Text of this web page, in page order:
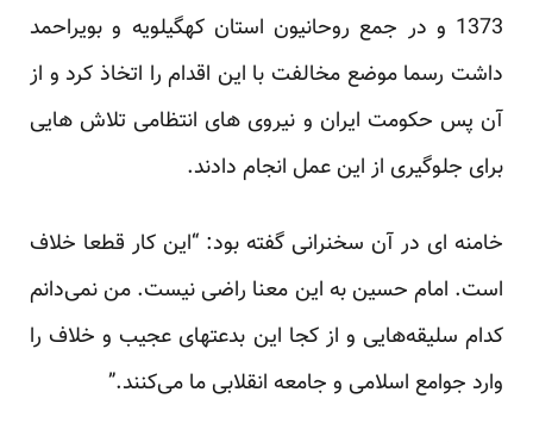
1373 و در جمع روحانیون استان کهگیلویه و بویراحمد
داشت رسما موضع مخالفت با این اقدام را اتخاذ کرد و از
آن پس حکومت ایران و نیروی های انتظامی تلاش هایی
برای جلوگیری از این عمل انجام دادند.
خامنه ای در آن سخنرانی گفته بود: “این کار قطعا خلاف
است. امام حسین به این معنا راضی نیست. من نمی‌دانم
کدام سلیقه‌هایی و از کجا این بدعتهای عجیب و خلاف را
وارد جوامع اسلامی و جامعه انقلابی ما می‌کنند.”